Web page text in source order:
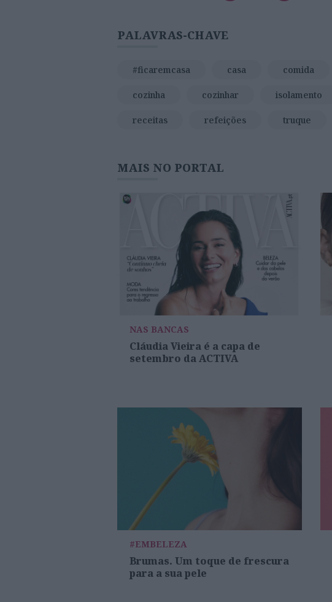
PALAVRAS-CHAVE
#ficaremcasa casa comida
cozinha cozinhar isolamento
receitas refeições truque
MAIS NO PORTAL
NAS BANCAS
Cláudia Vieira é a capa de
setembro da ACTIVA
#EMBELEZA
Brumas. Um toque de frescura
para a sua pele